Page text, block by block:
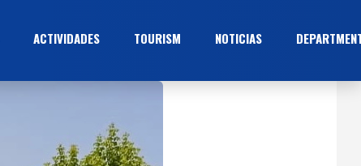
ACTIVIDADES TOURISM NOTICIAS